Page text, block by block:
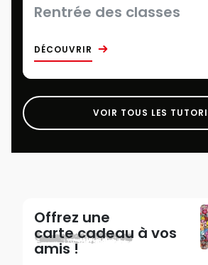
Rentrée des classes
DÉCOUVRIR
VOIR TOUS LES
Offrez une
carte cadeau à vos
amis !